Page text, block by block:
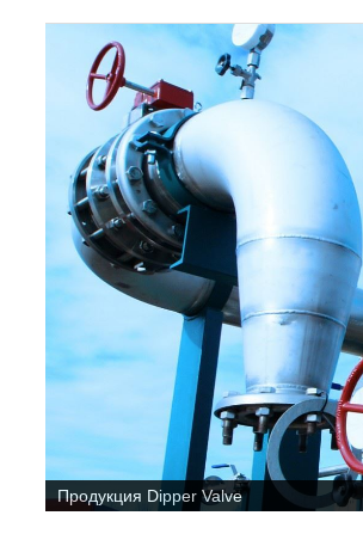
Продукция Dipper Valve